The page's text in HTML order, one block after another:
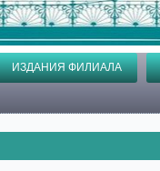
ИЗДАНИЯ ФИЛИАЛА